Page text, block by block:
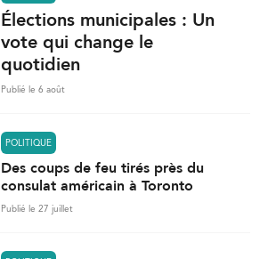
Élections municipales : Un
vote qui change le
quotidien
Publié le 6 août
POLITIQUE
Des coups de feu tirés près du
consulat américain à Toronto
Publié le 27 juillet